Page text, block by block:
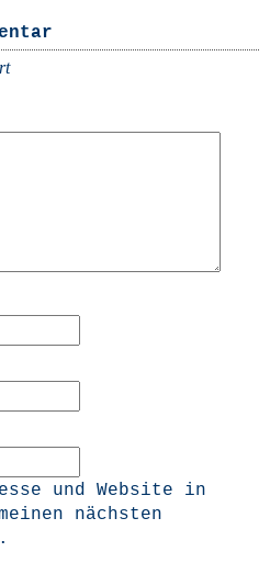
und Website in
nächsten